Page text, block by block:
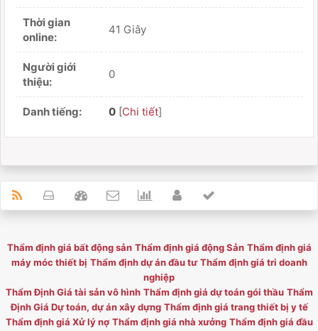
Thời gian
online:
41 Giây
Người giới
thiệu:
0
Danh tiếng: 0 [Chi tiết]
Thẩm định giá bất động sản Thẩm định giá động Sản Thẩm định giá
máy móc thiết bị Thẩm định dự án đầu tư Thẩm định giá tri doanh
nghiệp
Thẩm Định Giá tài sản vô hình Thẩm định giá dự toán gói thầu Thẩm
Định Giá Dự toán, dự án xây dựng Thẩm định giá trang thiết bị y tế
Thẩm định giá Xử lý nợ Thẩm định giá nhà xưởng Thẩm định giá đầu